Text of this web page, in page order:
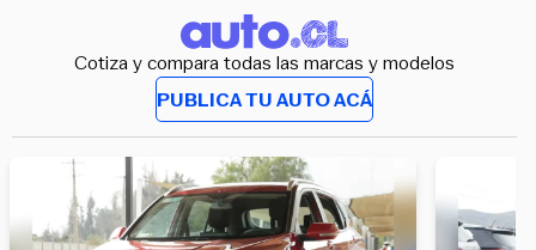
Cotiza y compara todas las marcas y modelos
PUBLICA TU AUTO ACÁ